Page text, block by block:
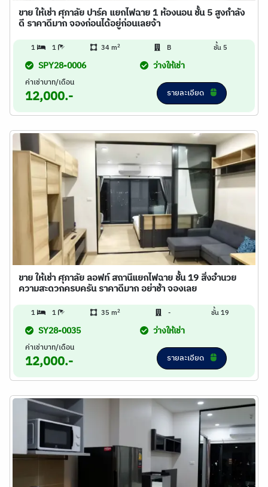
ขาย ให้เช่า ศุภาลัย ปาร์ค แยกไฟฉาย 1 ห้องนอน ชั้น 5 สูงกำลัง
ดี ราคาดีมาก จองก่อนได้อยู่ก่อนเลยจ้า
1 1 34 m2 B ชั้น 5
SPY28-0006 ว่างให้เช่า
ค่าเช่าบาท/เดือน
12,000.- รายละเอียด
ขาย ให้เช่า ศุภาลัย ลอฟท์ สถานีแยกไฟฉาย ชั้น 19 สิ่งอำนวย
ความสะดวกครบครัน ราคาดีมาก อย่าช้า จองเลย
1 1 35 m2 - ชั้น 19
SY28-0035 ว่างให้เช่า
ค่าเช่าบาท/เดือน
12,000.- รายละเอียด